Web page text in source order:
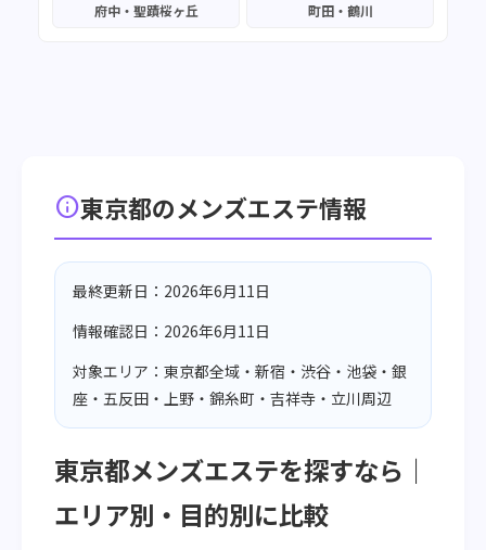
府中・聖蹟桜ヶ丘 町田・鶴川
info東京都のメンズエステ情報
最終更新日：2026年6月11日
情報確認日：2026年6月11日
対象エリア：東京都全域・新宿・渋谷・池袋・銀
座・五反田・上野・錦糸町・吉祥寺・立川周辺
東京都メンズエステを探すなら｜
エリア別・目的別に比較